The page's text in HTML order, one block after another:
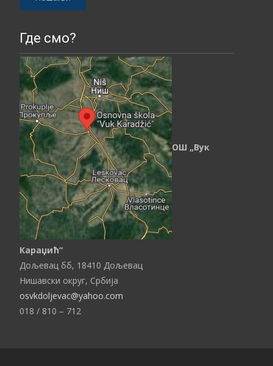
Где смо?
ОШ „Вук
Караџић“
Дољевац бб, 18410 Дољевац
Нишавски округ, Србија
osvkdoljevac@yahoo.com
018 / 810 – 712